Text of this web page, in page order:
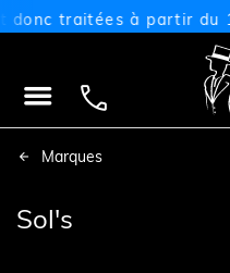
traitées à partir du
 
Marques
Sol's